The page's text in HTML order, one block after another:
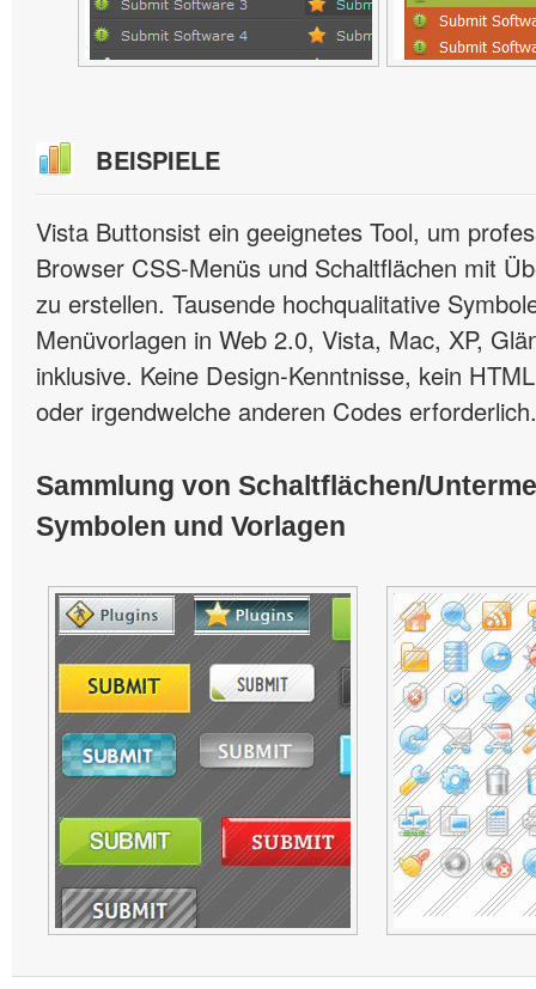
BEISPIELE
Vista Buttonsist ein geeignetes Tool, um
Browser CSS-Menüs und Schaltflächen mit
zu erstellen. Tausende hochqualitative
Menüvorlagen in Web 2.0, Vista, Mac, XP,
inklusive. Keine Design-Kenntnisse, kein
oder irgendwelche anderen Codes erforderlich.
Sammlung von Schaltflächen/
Symbolen und Vorlagen